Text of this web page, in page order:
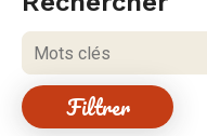
publication
Mots
clés